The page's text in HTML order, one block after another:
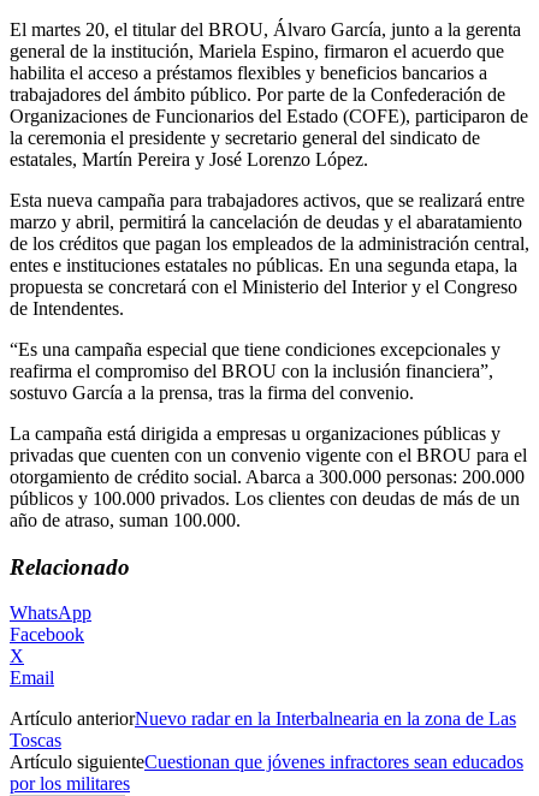
El martes 20, el titular del BROU, Álvaro García, junto a la gerenta
general de la institución, Mariela Espino, firmaron el acuerdo que
habilita el acceso a préstamos flexibles y beneficios bancarios a
trabajadores del ámbito público. Por parte de la Confederación de
Organizaciones de Funcionarios del Estado (COFE), participaron de
la ceremonia el presidente y secretario general del sindicato de
estatales, Martín Pereira y José Lorenzo López.
Esta nueva campaña para trabajadores activos, que se realizará entre
marzo y abril, permitirá la cancelación de deudas y el abaratamiento
de los créditos que pagan los empleados de la administración central,
entes e instituciones estatales no públicas. En una segunda etapa, la
propuesta se concretará con el Ministerio del Interior y el Congreso
de Intendentes.
“Es una campaña especial que tiene condiciones excepcionales y
reafirma el compromiso del BROU con la inclusión financiera”,
sostuvo García a la prensa, tras la firma del convenio.
La campaña está dirigida a empresas u organizaciones públicas y
privadas que cuenten con un convenio vigente con el BROU para el
otorgamiento de crédito social. Abarca a 300.000 personas: 200.000
públicos y 100.000 privados. Los clientes con deudas de más de un
año de atraso, suman 100.000.
Relacionado
WhatsApp
Facebook
X
Email
Artículo anteriorNuevo radar en la Interbalnearia en la zona de Las
Toscas
Artículo siguienteCuestionan que jóvenes infractores sean educados
por los militares